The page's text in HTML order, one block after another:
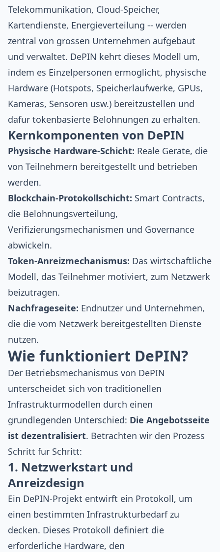
Telekommunikation, Cloud-Speicher,
Kartendienste, Energieverteilung -- werden
zentral von grossen Unternehmen aufgebaut
und verwaltet. DePIN kehrt dieses Modell um,
indem es Einzelpersonen ermoglicht, physische
Hardware (Hotspots, Speicherlaufwerke, GPUs,
Kameras, Sensoren usw.) bereitzustellen und
dafur tokenbasierte Belohnungen zu erhalten.
Kernkomponenten von DePIN
Physische Hardware-Schicht: Reale Gerate, die
von Teilnehmern bereitgestellt und betrieben
werden.
Blockchain-Protokollschicht: Smart Contracts,
die Belohnungsverteilung,
Verifizierungsmechanismen und Governance
abwickeln.
Token-Anreizmechanismus: Das wirtschaftliche
Modell, das Teilnehmer motiviert, zum Netzwerk
beizutragen.
Nachfrageseite: Endnutzer und Unternehmen,
die die vom Netzwerk bereitgestellten Dienste
nutzen.
Wie funktioniert DePIN?
Der Betriebsmechanismus von DePIN
unterscheidet sich von traditionellen
Infrastrukturmodellen durch einen
grundlegenden Unterschied: Die Angebotsseite
ist dezentralisiert. Betrachten wir den Prozess
Schritt fur Schritt:
1. Netzwerkstart und
Anreizdesign
Ein DePIN-Projekt entwirft ein Protokoll, um
einen bestimmten Infrastrukturbedarf zu
decken. Dieses Protokoll definiert die
erforderliche Hardware, den